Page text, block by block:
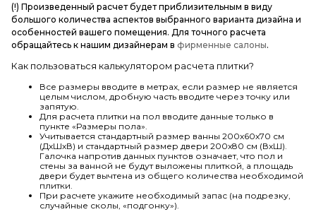
(!) Произведенный расчет будет приблизительным в виду
большого количества аспектов выбранного варианта дизайна и
особенностей вашего помещения. Для точного расчета
обращайтесь к нашим дизайнерам в фирменные салоны.
Как пользоваться калькулятором расчета плитки?
Все размеры вводите в метрах, если размер не является
целым числом, дробную часть вводите через точку или
запятую.
Для расчета плитки на пол вводите данные только в
пункте «Размеры пола».
Учитывается стандартный размер ванны 200х60х70 см
(ДхШхВ) и стандартный размер двери 200х80 см (ВхШ).
Галочка напротив данных пунктов означает, что пол и
стены за ванной не будут выложены плиткой, а площадь
двери будет вычтена из общего количества необходимой
плитки.
При расчете укажите необходимый запас (на подрезку,
случайные сколы, «подгонку»).